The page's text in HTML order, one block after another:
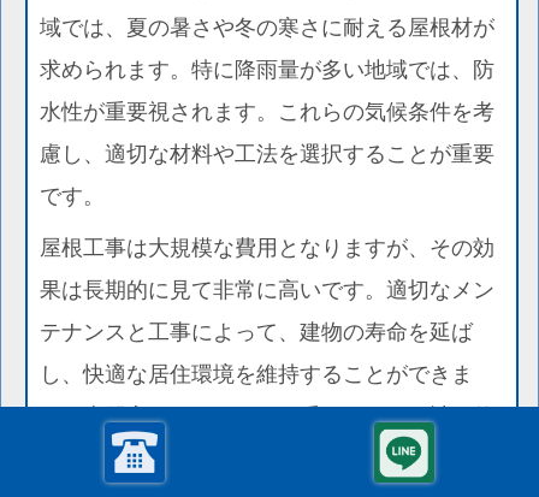
域では、夏の暑さや冬の寒さに耐える屋根材が
求められます。特に降雨量が多い地域では、防
水性が重要視されます。これらの気候条件を考
慮し、適切な材料や工法を選択することが重要
です。
屋根工事は大規模な費用となりますが、その効
果は長期的に見て非常に高いです。適切なメン
テナンスと工事によって、建物の寿命を延ば
し、快適な居住環境を維持することができま
す。専門家のアドバイスを受けながら、計画的
に進めることが成功の鍵です。